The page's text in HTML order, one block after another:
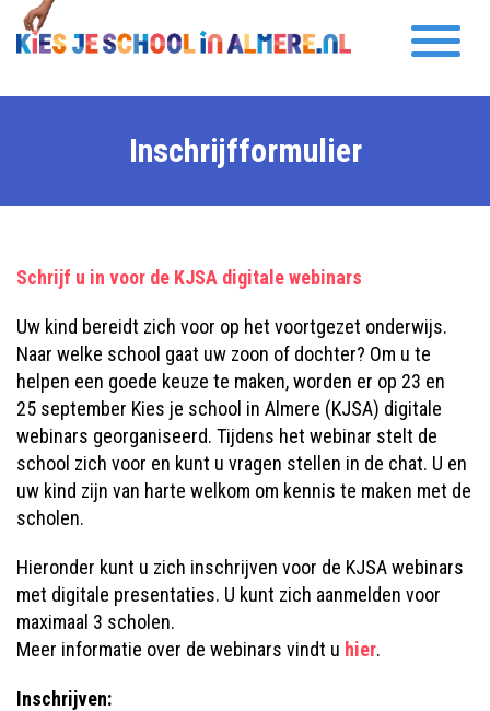
Inschrijfformulier
Schrijf u in voor de KJSA digitale webinars
Uw kind bereidt zich voor op het voortgezet onderwijs.
Naar welke school gaat uw zoon of dochter? Om u te
helpen een goede keuze te maken, worden er op 23 en
25 september Kies je school in Almere (KJSA) digitale
webinars georganiseerd. Tijdens het webinar stelt de
school zich voor en kunt u vragen stellen in de chat. U en
uw kind zijn van harte welkom om kennis te maken met de
scholen.
Hieronder kunt u zich inschrijven voor de KJSA webinars
met digitale presentaties. U kunt zich aanmelden voor
maximaal 3 scholen.
Meer informatie over de webinars vindt u hier.
Inschrijven: